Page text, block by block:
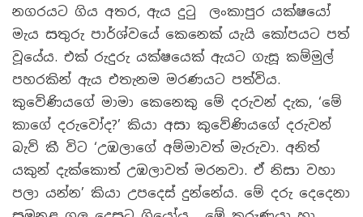
නගරයට ගිය අතර, ඇය දුටු ලංකාපුර යක්ෂයෝ
මැය සතුරු පාර්ශ්වයේ කෙනෙක් යැයි කෝපයට පත්
වූයේය. එක් රුදුරු යක්ෂයෙක් ඇයට ගැසූ කම්මුල්
පහරකින් ඇය එතැනම මරණයට පත්විය.
කුවේණියගේ මාමා කෙනෙකු මේ දරුවන් දැක, ‘මේ
කාගේ දරුවෝද?’ කියා අසා කුවේණියගේ දරුවන්
බැව් කී විට ‘උඹලාගේ අම්මාවත් මැරුවා. අනිත්
යකුන් දැක්කොත් උඹලාවත් මරනවා. ඒ නිසා වහා
පලා යන්න’ කියා උපදෙස් දුන්නේය. මේ දරු දෙදෙනා